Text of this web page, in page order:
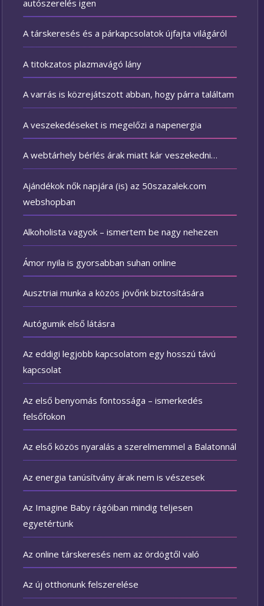
autószerelés igen
A társkeresés és a párkapcsolatok újfajta világáról
A titokzatos plazmavágó lány
A varrás is közrejátszott abban, hogy párra találtam
A veszekedéseket is megelőzi a napenergia
A webtárhely bérlés árak miatt kár veszekedni…
Ajándékok nők napjára (is) az 50szazalek.com
webshopban
Alkoholista vagyok – ismertem be nagy nehezen
Ámor nyila is gyorsabban suhan online
Ausztriai munka a közös jövőnk biztosítására
Autógumik első látásra
Az eddigi legjobb kapcsolatom egy hosszú távú
kapcsolat
Az első benyomás fontossága – ismerkedés
felsőfokon
Az első közös nyaralás a szerelmemmel a Balatonnál
Az energia tanúsítvány árak nem is vészesek
Az Imagine Baby rágóiban mindig teljesen
egyetértünk
Az online társkeresés nem az ördögtől való
Az új otthonunk felszerelése